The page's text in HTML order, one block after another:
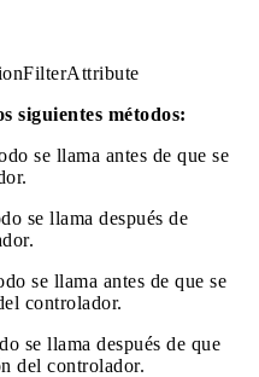
siguientes métodos:
se llama antes de que se
se llama después de
se llama antes de que se
controlador.
se llama después de que
del controlador.